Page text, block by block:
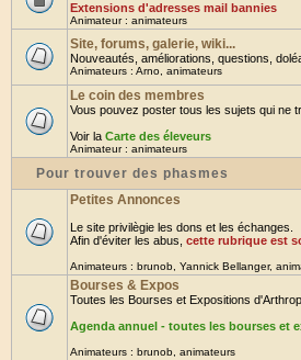
Extensions d'adresses mail bannies
Animateur : animateurs
Site, forums, galerie, wiki...
Nouveautés, améliorations, questions,
Animateurs : Arno animateurs
Le coin des membres
Vous pouvez poster tous les sujets qui ne
Voir la Carte des éleveurs
Animateur : animateurs
Pour trouver des phasmes
Petites Annonces
Le site privilègie les dons et les échanges.
Afin d'éviter les abus, cette rubrique est
Animateurs : brunob Yannick Bellanger,
Bourses & Expos
Toutes les Bourses et Expositions
Agenda annuel - toutes les bourses et
Animateurs : brunob animateurs